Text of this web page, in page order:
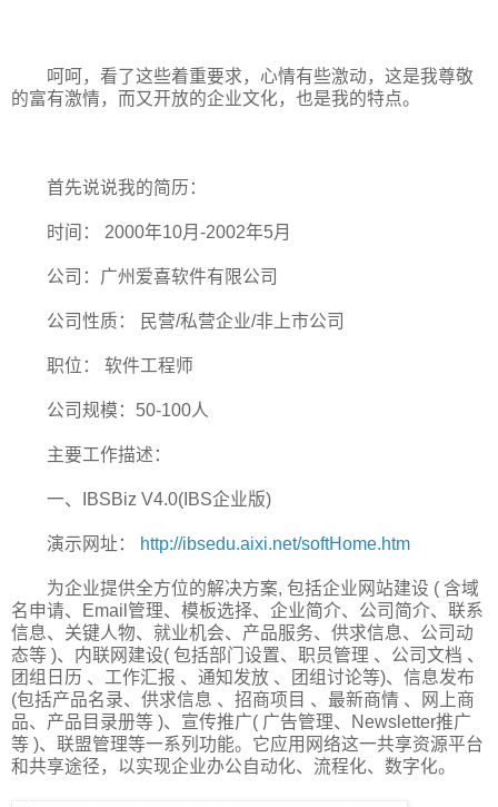
呵呵，看了这些着重要求，心情有些激动，这是我尊敬
的富有激情，而又开放的企业文化，也是我的特点。
首先说说我的简历：
时间： 2000年10月-2002年5月
公司：广州爱喜软件有限公司
公司性质： 民营/私营企业/非上市公司
职位： 软件工程师
公司规模：50-100人
主要工作描述：
一、IBSBiz V4.0(IBS企业版)
演示网址： http://ibsedu.aixi.net/softHome.htm
为企业提供全方位的解决方案, 包括企业网站建设 ( 含域
名申请、Email管理、模板选择、企业简介、公司简介、联系
信息、关键人物、就业机会、产品服务、供求信息、公司动
态等 )、内联网建设( 包括部门设置、职员管理 、公司文档 、
团组日历 、工作汇报 、通知发放 、团组讨论等)、信息发布
(包括产品名录、供求信息 、招商项目 、最新商情 、网上商
品、产品目录册等 )、宣传推广( 广告管理、Newsletter推广
等 )、联盟管理等一系列功能。它应用网络这一共享资源平台
和共享途径，以实现企业办公自动化、流程化、数字化。